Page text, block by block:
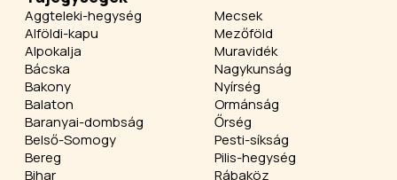
Aggteleki-hegység
Alföldi-kapu
Alpokalja
Bácska
Bakony
Balaton
Baranyai-dombság
Belső-Somogy
Bereg
Bihar
Mecsek
Mezőföld
Muravidék
Nagykunság
Nyírség
Ormánság
Őrség
Pesti-síkság
Pilis-hegység
Rábaköz